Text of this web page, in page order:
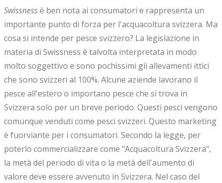
Swissnessè ben nota ai consumatori e rappresenta un
importante punto di forza per l'acquacoltura svizzera. Ma
cosa si intende per pesce svizzero? La legislazione in
materia di Swissness è talvolta interpretata in modo
molto soggettivo e sono pochissimi gli allevamenti ittici
che sono svizzeri al 100%. Alcune aziende lavorano il
pesce all'estero o importano pesce che si trova in
Svizzera solo per un breve periodo. Questi pesci vengono
comunque venduti come pesci svizzeri. Questo marketing
è fuorviante per i consumatori. Secondo la legge, per
poterlo commercializzare come "Acquacoltura Svizzera",
la metà del periodo di vita o la metà dell'aumento di
valore deve essere avvenuto in Svizzera. Nel caso del